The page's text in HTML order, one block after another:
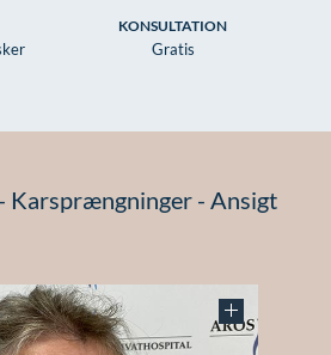
KONSULTATION
Gratis
Karsprængninger - Ansigt